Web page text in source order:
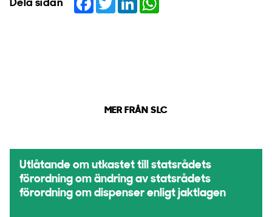
Dela sidan
MER FRÅN SLC
Utlåtande om utkastet till statsrådets
förordning om ändring av statsrådets
förordning om dispenser enligt jaktlagen